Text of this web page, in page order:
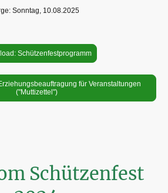
Sonntag, 10.08.2025
Schützenfestprogramm
für Veranstaltungen
("Muttizettel")
Schützenfest